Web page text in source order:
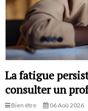
La fatigue
consulter un
Bien être 06 Aoû 2026